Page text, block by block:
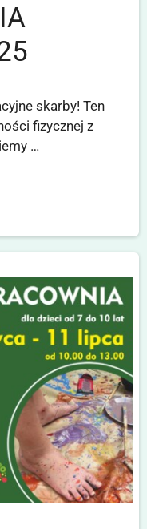
skarby! Ten
fizycznej z
…